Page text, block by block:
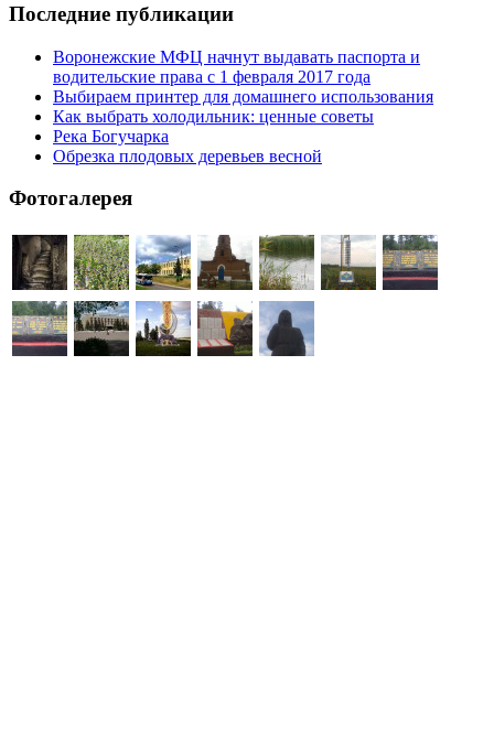
Последние публикации
Воронежские МФЦ начнут выдавать паспорта и
водительские права с 1 февраля 2017 года
Выбираем принтер для домашнего использования
Как выбрать холодильник: ценные советы
Река Богучарка
Обрезка плодовых деревьев весной
Фотогалерея